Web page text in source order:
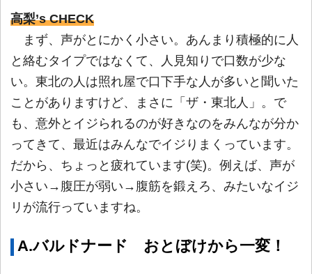
高梨’s CHECK
まず、声がとにかく小さい。あんまり積極的に人
と絡むタイプではなくて、人見知りで口数が少な
い。東北の人は照れ屋で口下手な人が多いと聞いた
ことがありますけど、まさに「ザ・東北人」。で
も、意外とイジられるのが好きなのをみんなが分か
ってきて、最近はみんなでイジりまくっています。
だから、ちょっと疲れています(笑)。例えば、声が
小さい→腹圧が弱い→腹筋を鍛えろ、みたいなイジ
リが流行っていますね。
A.バルドナード おとぼけから一変！